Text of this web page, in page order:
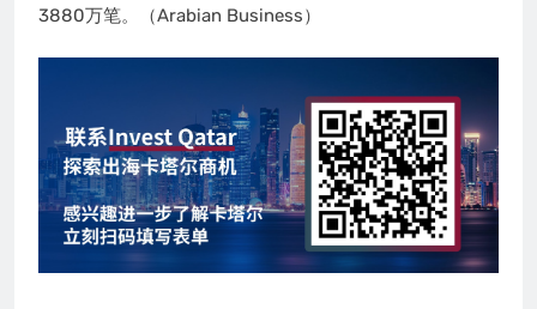
3880万笔。（Arabian Business）